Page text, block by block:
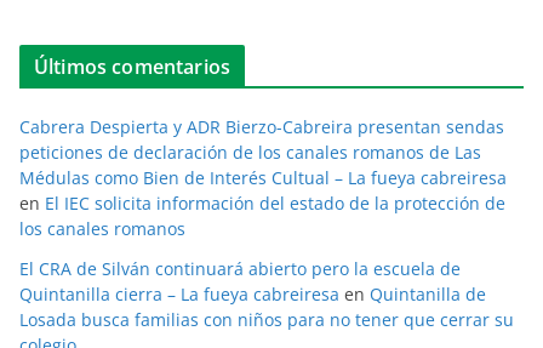
Últimos comentarios
Cabrera Despierta y ADR Bierzo-Cabreira presentan sendas
peticiones de declaración de los canales romanos de Las
Médulas como Bien de Interés Cultual – La fueya cabreiresa
en El IEC solicita información del estado de la protección de
los canales romanos
El CRA de Silván continuará abierto pero la escuela de
Quintanilla cierra – La fueya cabreiresa en Quintanilla de
Losada busca familias con niños para no tener que cerrar su